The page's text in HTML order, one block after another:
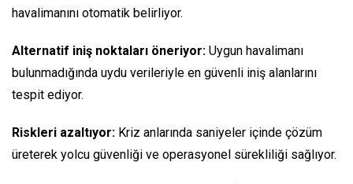
havalimanını otomatik belirliyor.
Alternatif iniş noktaları öneriyor: Uygun havalimanı
bulunmadığında uydu verileriyle en güvenli iniş alanlarını
tespit ediyor.
Riskleri azaltıyor: Kriz anlarında saniyeler içinde çözüm
üreterek yolcu güvenliği ve operasyonel sürekliliği sağlıyor.